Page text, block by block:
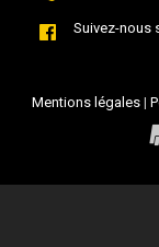
Suivez-nous
Mentions légales|